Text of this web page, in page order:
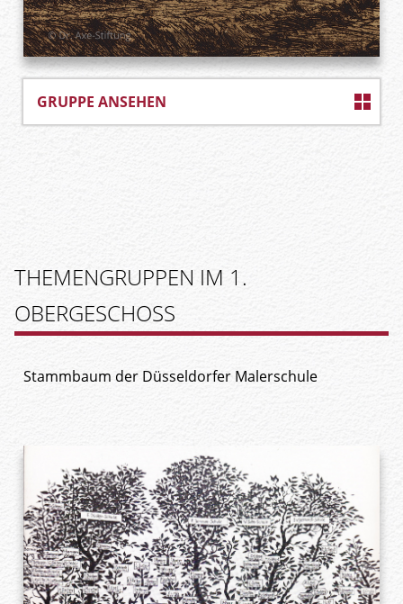
GRUPPE ANSEHEN
THEMENGRUPPEN IM 1.
OBERGESCHOSS
Stammbaum der Düsseldorfer Malerschule